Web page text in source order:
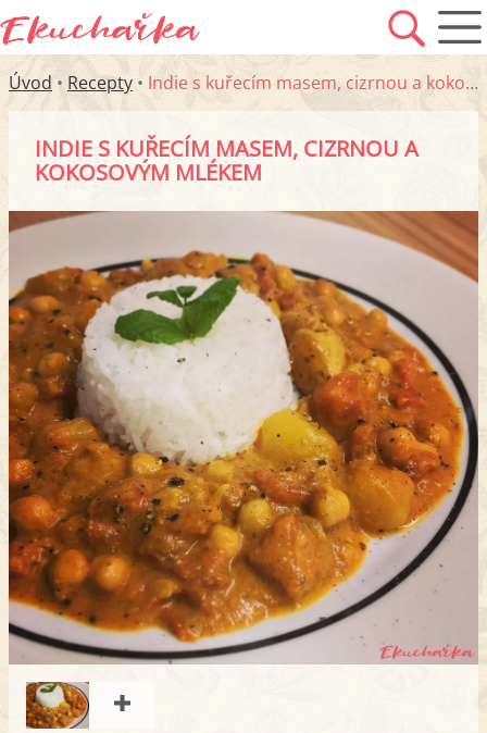
Úvod • Recepty • Indie s kuřecím masem, cizrnou a kokosovým mlékem
INDIE S KUŘECÍM MASEM, CIZRNOU A
KOKOSOVÝM MLÉKEM